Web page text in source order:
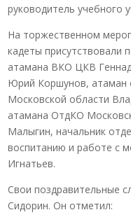
руководитель учебного
На торжественном
кадеты присутствовали
атамана ВКО ЦКВ
Юрий Коршунов, атаман
Московской области
атамана ОтдКО
Малыгин, начальник
воспитанию и работе с
Игнатьев.
Свои поздравительные
Сидорин. Он отметил: